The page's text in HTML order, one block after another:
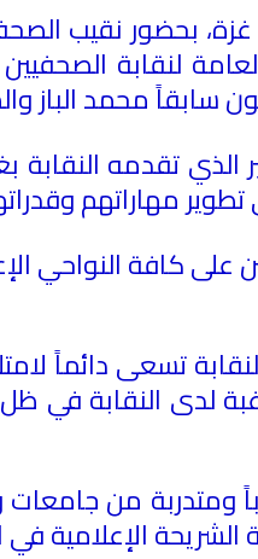
بحضور نقيب
لنقابة
سابقاً محمد الباز
تقدمه النقابة
مهاراتهم
كافة النواحي
تسعى دائماً
لدى النقابة في
أن دورة " صحافة الموبايل"، قد شارك
الإعلامية في